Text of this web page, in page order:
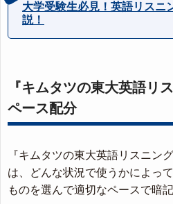
大学受験生必見！英語リスニ
説！
『キムタツの東大英語リ
ペース配分
『キムタツの東大英語リスニン
は、どんな状況で使うかによっ
ものを選んで適切なペースで暗